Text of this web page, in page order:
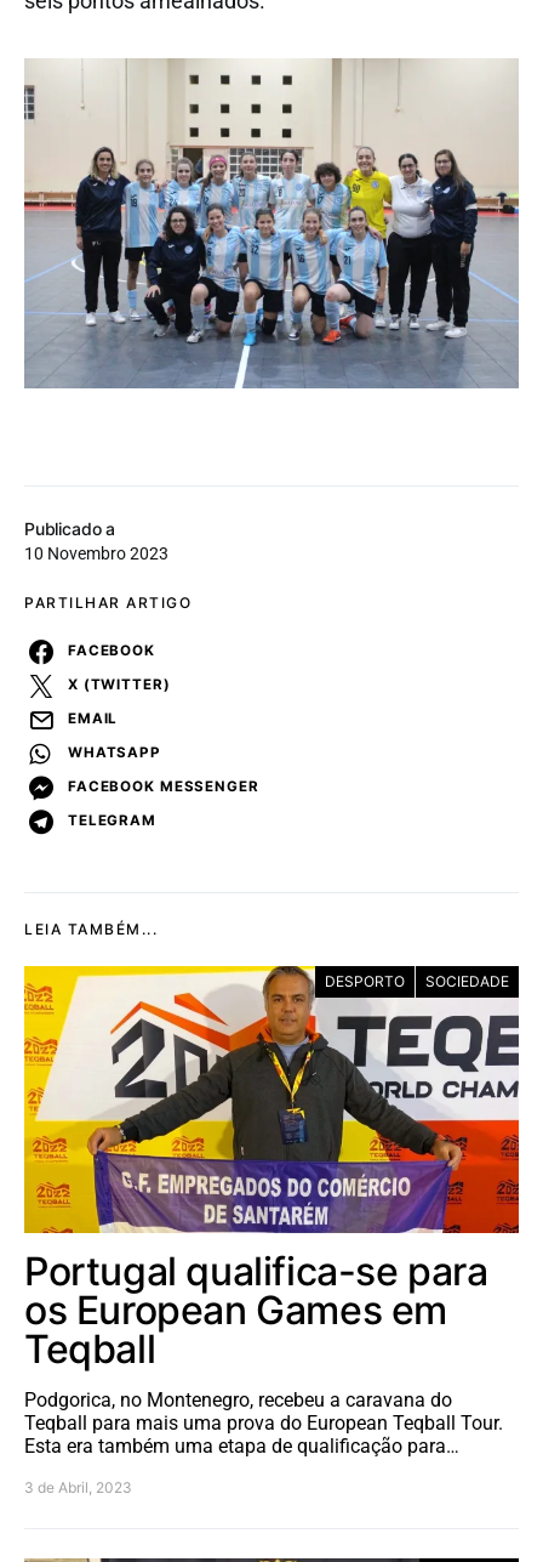
Publicado a
10 Novembro 2023
PARTILHAR ARTIGO
FACEBOOK
X (TWITTER)
EMAIL
WHATSAPP
FACEBOOK MESSENGER
TELEGRAM
LEIA TAMBÉM...
DESPORTO SOCIEDADE
Portugal qualifica-se para
os European Games em
Teqball
Podgorica, no Montenegro, recebeu a caravana do
Teqball para mais uma prova do European Teqball Tour.
Esta era também uma etapa de qualificação para…
3 de Abril, 2023